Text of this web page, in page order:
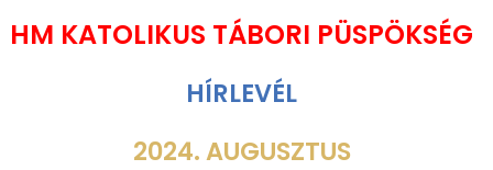
HM KATOLIKUS TÁBORI PÜSPÖKSÉG
HÍRLEVÉL
2024. AUGUSZTUS